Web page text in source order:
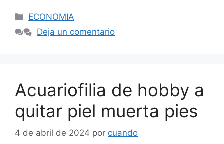
Categorías
ECONOMIA
Deja un comentario
Acuariofilia de hobby a
quitar piel muerta pies
4 de abril de 2024 por cuando